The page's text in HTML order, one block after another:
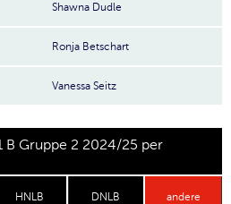
Shawna Dudle
Ronja Betschart
Vanessa Seitz
B Gruppe 2 2024/25 per
HNLB DNLB andere